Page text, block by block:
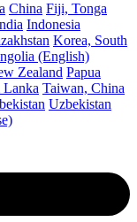
China Fiji, Tonga
Indonesia
Korea, South
(English)
Zealand Papua
Lanka Taiwan, China
Uzbekistan